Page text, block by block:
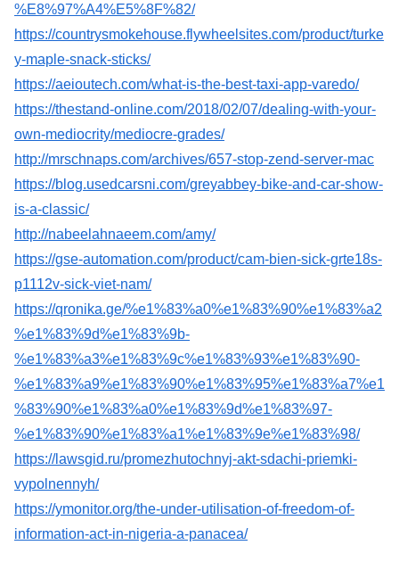
%E8%97%A4%E5%8F%82/
https://countrysmokehouse.flywheelsites.com/product/turke
y-maple-snack-sticks/
https://aeioutech.com/what-is-the-best-taxi-app-varedo/
https://thestand-online.com/2018/02/07/dealing-with-your-
own-mediocrity/mediocre-grades/
http://mrschnaps.com/archives/657-stop-zend-server-mac
https://blog.usedcarsni.com/greyabbey-bike-and-car-show-
is-a-classic/
http://nabeelahnaeem.com/amy/
https://gse-automation.com/product/cam-bien-sick-grte18s-
p1112v-sick-viet-nam/
https://qronika.ge/%e1%83%a0%e1%83%90%e1%83%a2
%e1%83%9d%e1%83%9b-
%e1%83%a3%e1%83%9c%e1%83%93%e1%83%90-
%e1%83%a9%e1%83%90%e1%83%95%e1%83%a7%e1
%83%90%e1%83%a0%e1%83%9d%e1%83%97-
%e1%83%90%e1%83%a1%e1%83%9e%e1%83%98/
https://lawsgid.ru/promezhutochnyj-akt-sdachi-priemki-
vypolnennyh/
https://ymonitor.org/the-under-utilisation-of-freedom-of-
information-act-in-nigeria-a-panacea/